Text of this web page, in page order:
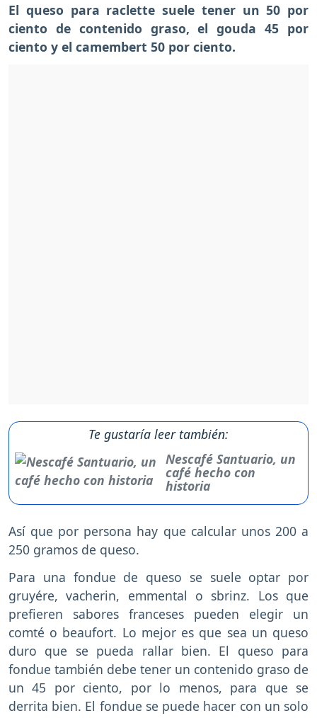
El queso para raclette suele tener un 50 por
ciento de contenido graso, el gouda 45 por
ciento y el camembert 50 por ciento.
Te gustaría leer también:
Nescafé Santuario, un
café hecho con
historia
Así que por persona hay que calcular unos 200 a
250 gramos de queso.
Para una fondue de queso se suele optar por
gruyére, vacherin, emmental o sbrinz. Los que
prefieren sabores franceses pueden elegir un
comté o beaufort. Lo mejor es que sea un queso
duro que se pueda rallar bien. El queso para
fondue también debe tener un contenido graso de
un 45 por ciento, por lo menos, para que se
derrita bien. El fondue se puede hacer con un solo